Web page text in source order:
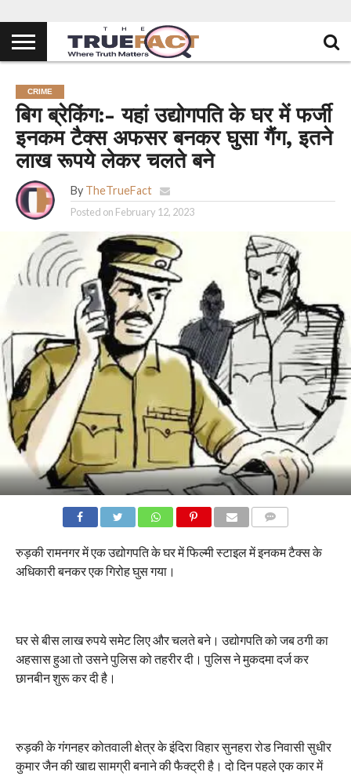
CRIME
बिग ब्रेकिंग:- यहां उद्योगपति के घर में फर्जी
इनकम टैक्स अफसर बनकर घुसा गैंग, इतने
लाख रूपये लेकर चलते बने
By TheTrueFact
Posted on February 12, 2023
रुड़की रामनगर में एक उद्योगपति के घर में फिल्मी स्टाइल में इनकम टैक्स के
अधिकारी बनकर एक गिरोह घुस गया।
घर से बीस लाख रुपये समेट लिए और चलते बने। उद्योगपति को जब ठगी का
अहसास हुआ तो उसने पुलिस को तहरीर दी। पुलिस ने मुकदमा दर्ज कर
छानबीन शुरू कर दी है।
रुड़की के गंगनहर कोतवाली क्षेत्र के इंदिरा विहार सुनहरा रोड निवासी सुधीर
कुमार जैन की खाद्य सामग्री बनाने की फैक्ट्री है। दो दिन पहले एक कार में